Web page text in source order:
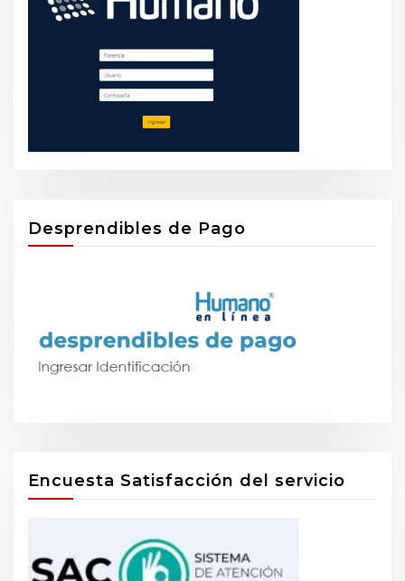
Desprendibles de Pago
Encuesta Satisfacción del servicio